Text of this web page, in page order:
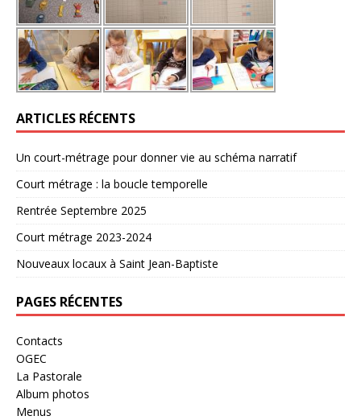
ARTICLES RÉCENTS
Un court-métrage pour donner vie au schéma narratif
Court métrage : la boucle temporelle
Rentrée Septembre 2025
Court métrage 2023-2024
Nouveaux locaux à Saint Jean-Baptiste
PAGES RÉCENTES
Contacts
OGEC
La Pastorale
Album photos
Menus